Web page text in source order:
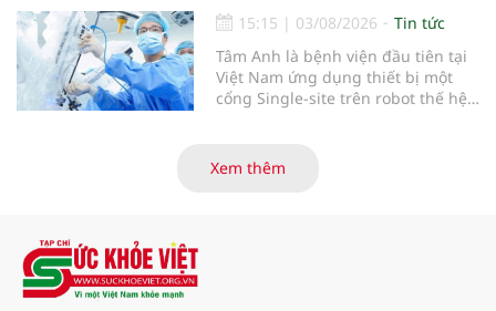
15:15 | 03/08/2026
Tin tức
Tâm Anh là bệnh viện đầu tiên tại
Việt Nam ứng dụng thiết bị một
cổng Single-site trên robot thế hệ
Xem thêm